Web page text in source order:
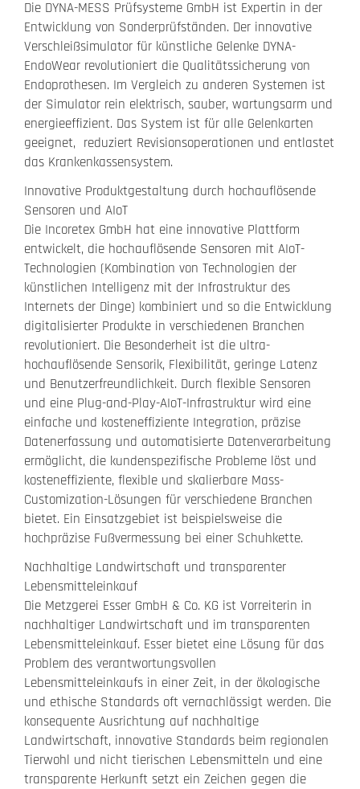
Die DYNA-MESS Prüfsysteme GmbH ist Expertin in der
Entwicklung von Sonderprüfständen. Der innovative
Verschleißsimulator für künstliche Gelenke DYNA-
EndoWear revolutioniert die Qualitätssicherung von
Endoprothesen. Im Vergleich zu anderen Systemen ist
der Simulator rein elektrisch, sauber, wartungsarm und
energieeffizient. Das System ist für alle Gelenkarten
geeignet, reduziert Revisionsoperationen und entlastet
das Krankenkassensystem.
Innovative Produktgestaltung durch hochauflösende
Sensoren und AIoT
Die Incoretex GmbH hat eine innovative Plattform
entwickelt, die hochauflösende Sensoren mit AIoT-
Technologien (Kombination von Technologien der
künstlichen Intelligenz mit der Infrastruktur des
Internets der Dinge) kombiniert und so die Entwicklung
digitalisierter Produkte in verschiedenen Branchen
revolutioniert. Die Besonderheit ist die ultra-
hochauflösende Sensorik, Flexibilität, geringe Latenz
und Benutzerfreundlichkeit. Durch flexible Sensoren
und eine Plug-and-Play-AIoT-Infrastruktur wird eine
einfache und kosteneffiziente Integration, präzise
Datenerfassung und automatisierte Datenverarbeitung
ermöglicht, die kundenspezifische Probleme löst und
kosteneffiziente, flexible und skalierbare Mass-
Customization-Lösungen für verschiedene Branchen
bietet. Ein Einsatzgebiet ist beispielsweise die
hochpräzise Fußvermessung bei einer Schuhkette.
Nachhaltige Landwirtschaft und transparenter
Lebensmitteleinkauf
Die Metzgerei Esser GmbH & Co. KG ist Vorreiterin in
nachhaltiger Landwirtschaft und im transparenten
Lebensmitteleinkauf. Esser bietet eine Lösung für das
Problem des verantwortungsvollen
Lebensmitteleinkaufs in einer Zeit, in der ökologische
und ethische Standards oft vernachlässigt werden. Die
konsequente Ausrichtung auf nachhaltige
Landwirtschaft, innovative Standards beim regionalen
Tierwohl und nicht tierischen Lebensmitteln und eine
transparente Herkunft setzt ein Zeichen gegen die